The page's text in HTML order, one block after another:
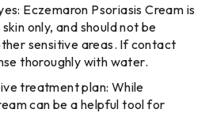
Eczemaron Psoriasis Cream is
only, and should not be
sensitive areas. If contact
thoroughly with water.
treatment plan: While
can be a helpful tool for